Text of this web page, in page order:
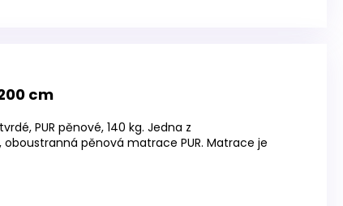
cm
PUR pěnové, 140 kg. Jedna z
pěnová matrace PUR. Matrace je